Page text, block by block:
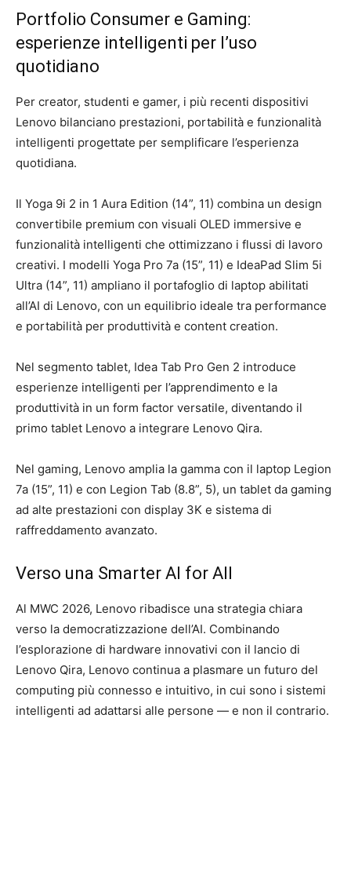
Portfolio Consumer e Gaming:
esperienze intelligenti per l’uso
quotidiano
Per creator, studenti e gamer, i più recenti dispositivi
Lenovo bilanciano prestazioni, portabilità e funzionalità
intelligenti progettate per semplificare l’esperienza
quotidiana.
Il Yoga 9i 2 in 1 Aura Edition (14”, 11) combina un design
convertibile premium con visuali OLED immersive e
funzionalità intelligenti che ottimizzano i flussi di lavoro
creativi. I modelli Yoga Pro 7a (15”, 11) e IdeaPad Slim 5i
Ultra (14”, 11) ampliano il portafoglio di laptop abilitati
all’AI di Lenovo, con un equilibrio ideale tra performance
e portabilità per produttività e content creation.
Nel segmento tablet, Idea Tab Pro Gen 2 introduce
esperienze intelligenti per l’apprendimento e la
produttività in un form factor versatile, diventando il
primo tablet Lenovo a integrare Lenovo Qira.
Nel gaming, Lenovo amplia la gamma con il laptop Legion
7a (15”, 11) e con Legion Tab (8.8”, 5), un tablet da gaming
ad alte prestazioni con display 3K e sistema di
raffreddamento avanzato.
Verso una Smarter AI for All
Al MWC 2026, Lenovo ribadisce una strategia chiara
verso la democratizzazione dell’AI. Combinando
l’esplorazione di hardware innovativi con il lancio di
Lenovo Qira, Lenovo continua a plasmare un futuro del
computing più connesso e intuitivo, in cui sono i sistemi
intelligenti ad adattarsi alle persone — e non il contrario.